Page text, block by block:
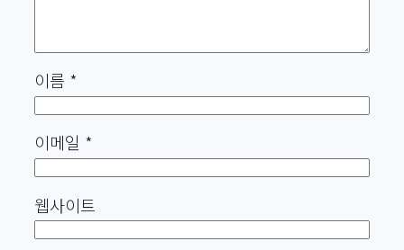
이름 *
이메일 *
웹사이트